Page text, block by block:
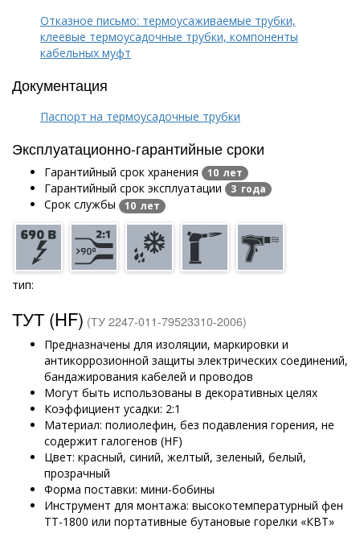
Отказное письмо: термоусаживаемые трубки,
клеевые термоусадочные трубки, компоненты
кабельных муфт
Документация
Паспорт на термоусадочные трубки
Эксплуатационно-гарантийные сроки
Гарантийный срок хранения 10 лет
Гарантийный срок эксплуатации 3 года
Срок службы 10 лет
тип:
ТУТ (HF) (ТУ 2247-011-79523310-2006)
Предназначены для изоляции, маркировки и
антикоррозионной защиты электрических соединений,
бандажирования кабелей и проводов
Могут быть использованы в декоративных целях
Коэффициент усадки: 2:1
Материал: полиолефин, без подавления горения, не
содержит галогенов (HF)
Цвет: красный, синий, желтый, зеленый, белый,
прозрачный
Форма поставки: мини-бобины
Инструмент для монтажа: высокотемпературный фен
ТТ-1800 или портативные бутановые горелки «КВТ»